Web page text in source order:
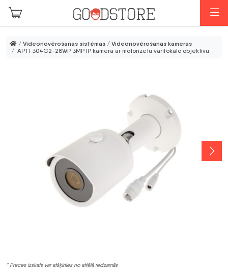
Skip to main content
/ Videonovērošanas sistēmas / Videonovērošanas kameras
/ APTI 304C2-28WP 3MP IP kamera ar motorizētu varifokālo objektīvu
* Preces izskats var atšķirties no attēlā redzamās